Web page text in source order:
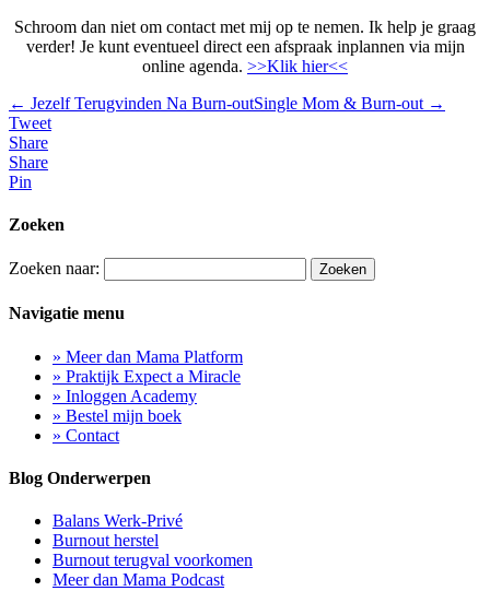
Schroom dan niet om contact met mij op te nemen. Ik help je graag
verder! Je kunt eventueel direct een afspraak inplannen via mijn
online agenda. >>Klik hier<<
← Jezelf Terugvinden Na Burn-outSingle Mom & Burn-out →
Tweet
Share
Share
Pin
Zoeken
Zoeken naar:
Navigatie menu
» Meer dan Mama Platform
» Praktijk Expect a Miracle
» Inloggen Academy
» Bestel mijn boek
» Contact
Blog Onderwerpen
Balans Werk-Privé
Burnout herstel
Burnout terugval voorkomen
Meer dan Mama Podcast